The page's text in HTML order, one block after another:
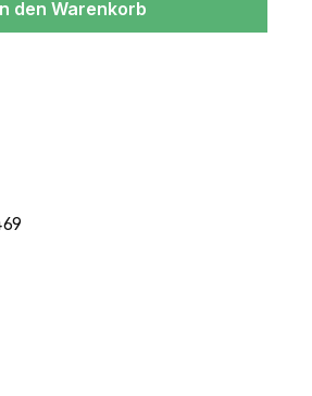
den Warenkorb